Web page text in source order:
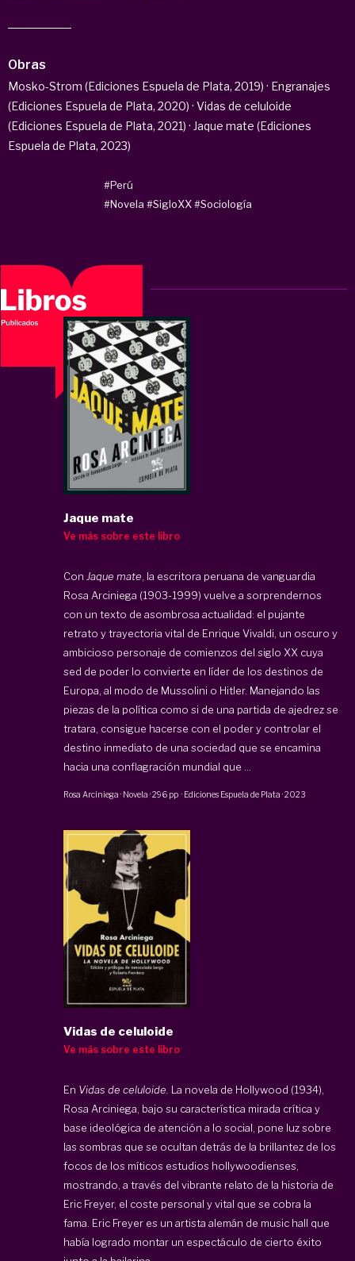
Obras
Mosko-Strom (Ediciones Espuela de Plata, 2019) · Engranajes
(Ediciones Espuela de Plata, 2020) · Vidas de celuloide
(Ediciones Espuela de Plata, 2021) · Jaque mate (Ediciones
Espuela de Plata, 2023)
#Perú
#Novela #SigloXX #Sociología
Jaque mate
Ve más sobre este libro
Con Jaque mate , la escritora peruana de vanguardia
Rosa Arciniega (1903-1999) vuelve a sorprendernos
con un texto de asombrosa actualidad: el pujante
retrato y trayectoria vital de Enrique Vivaldi, un oscuro y
ambicioso personaje de comienzos del siglo XX cuya
sed de poder lo convierte en líder de los destinos de
Europa, al modo de Musso­lini o Hitler. Manejando las
piezas de la política como si de una partida de ajedrez se
tratara, consigue hacerse con el poder y controlar el
destino inmediato de una sociedad que se encamina
hacia una conflagración mundial que ...
Rosa Arciniega · Novela ·296 pp · Ediciones Espuela de Plata ·2023
Vidas de celuloide
Ve más sobre este libro
En Vidas de celuloide. La novela de Hollywood (1934),
Rosa Arciniega, bajo su característica mirada crítica y
base ideológica de atención a lo social, pone luz sobre
las sombras que se ocultan detrás de la brillantez de los
focos de los míticos estudios hollywoodienses,
mostrando, a través del vibrante relato de la historia de
Eric Freyer, el coste personal y vital que se cobra la
fama. Eric Freyer es un artista alemán de music hall que
había logrado montar un espectáculo de cierto éxito